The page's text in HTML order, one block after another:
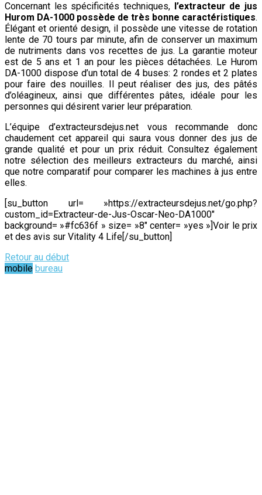
Concernant les spécificités techniques, l’extracteur de jus
Hurom DA-1000 possède de très bonne caractéristiques.
Élégant et orienté design, il possède une vitesse de rotation
lente de 70 tours par minute, afin de conserver un maximum
de nutriments dans vos recettes de jus. La garantie moteur
est de 5 ans et 1 an pour les pièces détachées. Le Hurom
DA-1000 dispose d’un total de 4 buses: 2 rondes et 2 plates
pour faire des nouilles. Il peut réaliser des jus, des pâtés
d’oléagineux, ainsi que différentes pâtes, idéale pour les
personnes qui désirent varier leur préparation.
L’équipe d’extracteursdejus.net vous recommande donc
chaudement cet appareil qui saura vous donner des jus de
grande qualité et pour un prix réduit. Consultez également
notre sélection des meilleurs extracteurs du marché, ainsi
que notre comparatif pour comparer les machines à jus entre
elles.
[su_button url= »https://extracteursdejus.net/go.php?
custom_id=Extracteur-de-Jus-Oscar-Neo-DA1000″
background= »#fc636f » size= »8″ center= »yes »]Voir le prix
et des avis sur Vitality 4 Life[/su_button]
Retour au début
mobile bureau